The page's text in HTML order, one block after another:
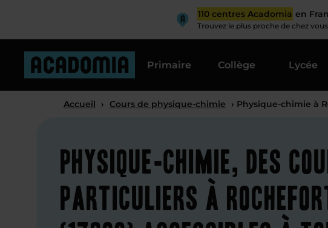
110 centres Acadomia en
Trouvez le plus proche de chez vous
Primaire Collège Lycée
Accueil › Cours de physique-chimie › Physique-chimie à
Physique-chimie, des
particuliers à